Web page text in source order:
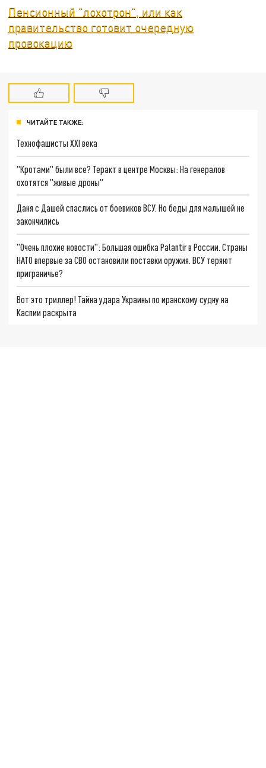
Пенсионный "лохотрон", или как
правительство готовит очередную
провокацию
ЧИТАЙТЕ ТАКЖЕ:
Технофашисты XXI века
"Кротами" были все? Теракт в центре Москвы: На генералов
охотятся "живые дроны"
Даня с Дашей спаслись от боевиков ВСУ. Но беды для малышей не
закончились
"Очень плохие новости": Большая ошибка Palantir в России. Страны
НАТО впервые за СВО остановили поставки оружия. ВСУ теряют
приграничье?
Вот это триллер! Тайна удара Украины по иранскому судну на
Каспии раскрыта